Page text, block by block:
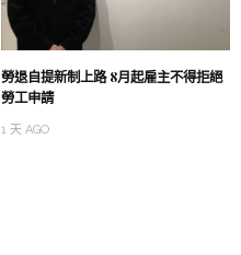
勞退自提新制上路 8月起雇主不得拒絕
勞工申請
1 天 AGO